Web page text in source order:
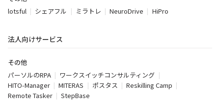
lotsful
シェアフル ミラトレ NeuroDrive HiPro
法人向けサービス
その他
パーソルのRPA
ワークスイッチコンサルティング
HITO-Manager
MITERAS ポスタス
Reskilling Camp
Remote Tasker
StepBase